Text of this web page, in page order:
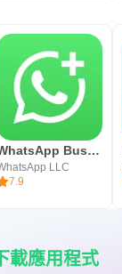
WhatsApp Business
LLC
7.9
載應用程式